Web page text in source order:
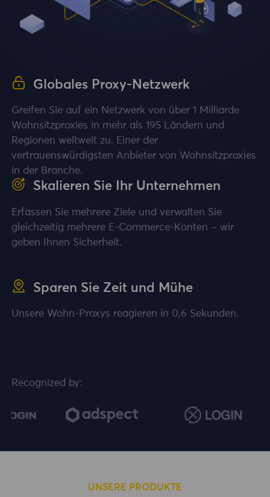
Globales Proxy-Netzwerk
Greifen Sie auf ein Netzwerk von über 1 Milliarde
Wohnsitzproxies in mehr als 195 Ländern und
Regionen weltweit zu. Einer der
vertrauenswürdigsten Anbieter von Wohnsitzproxies
in der Branche.
Skalieren Sie Ihr Unternehmen
Erfassen Sie mehrere Ziele und verwalten Sie
gleichzeitig mehrere E-Commerce-Konten – wir
geben Ihnen Sicherheit.
Sparen Sie Zeit und Mühe
Unsere Wohn-Proxys reagieren in 0,6 Sekunden.
Recognized by:
UNSERE PRODUKTE